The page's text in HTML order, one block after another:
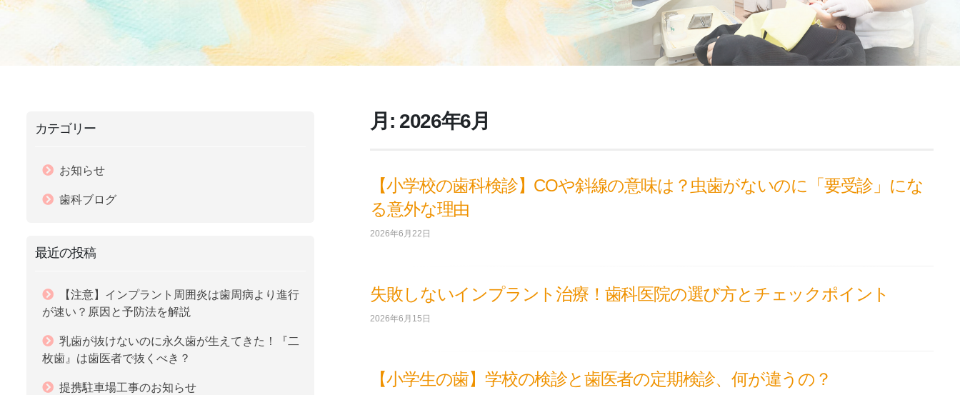
月: 2026年6月
【小学校の歯科検診】COや斜線の意味は？虫歯がないのに「要受診」にな
る意外な理由
2026年6月22日
失敗しないインプラント治療！歯科医院の選び方とチェックポイント
2026年6月15日
【小学生の歯】学校の検診と歯医者の定期検診、何が違うの？
カテゴリー
お知らせ
歯科ブログ
最近の投稿
【注意】インプラント周囲炎は歯周病より進行
が速い？原因と予防法を解説
乳歯が抜けないのに永久歯が生えてきた！『二
枚歯』は歯医者で抜くべき？
提携駐車場工事のお知らせ